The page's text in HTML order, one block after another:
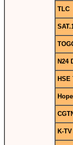
TLC
N24
HSE
K-TV